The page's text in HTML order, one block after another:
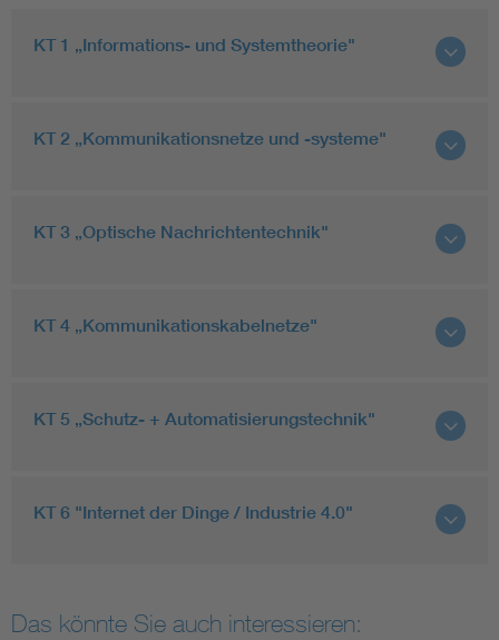
KT 1 „Informations- und Systemtheorie"
KT 2 „Kommunikationsnetze und -systeme"
KT 3 „Optische Nachrichtentechnik"
KT 4 „Kommunikationskabelnetze"
KT 5 „Schutz- + Automatisierungstechnik"
KT 6 "Internet der Dinge / Industrie 4.0"
Das könnte Sie auch interessieren: